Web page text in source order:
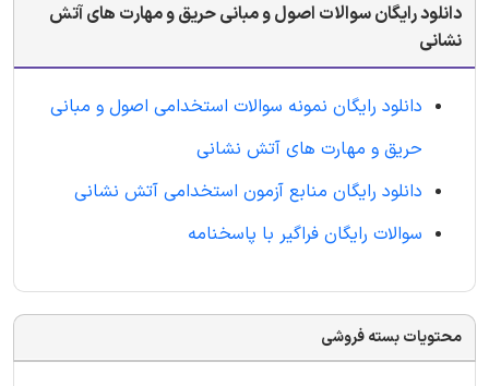
دانلود رایگان سوالات اصول و مبانی حریق و مهارت های آتش
نشانی
دانلود رایگان نمونه سوالات استخدامی اصول و مبانی
حریق و مهارت های آتش نشانی
دانلود رایگان منابع آزمون استخدامی آتش نشانی
سوالات رایگان فراگیر با پاسخنامه
محتویات بسته فروشی